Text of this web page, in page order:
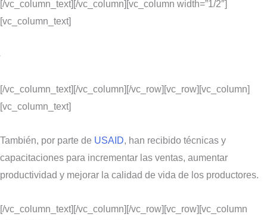
[/vc_column_text][/vc_column][vc_column width=”1/2″]
[vc_column_text]
[/vc_column_text][/vc_column][/vc_row][vc_row][vc_column]
[vc_column_text]
También, por parte de USAID, han recibido técnicas y
capacitaciones para incrementar las ventas, aumentar
productividad y mejorar la calidad de vida de los productores.
[/vc_column_text][/vc_column][/vc_row][vc_row][vc_column